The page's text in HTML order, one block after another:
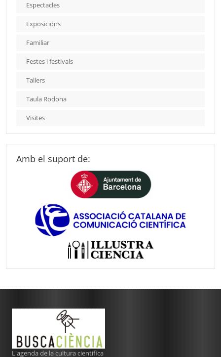
Espectacles
Exposicions
Familiar
Festes i festivals
Tallers
Taula Rodona
Visites
Amb el suport de:
L'agenda de la cultura científica